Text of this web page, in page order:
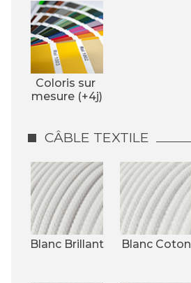
Coloris sur
mesure (+4j)
CÂBLE TEXTILE
Blanc Brillant Blanc Coton